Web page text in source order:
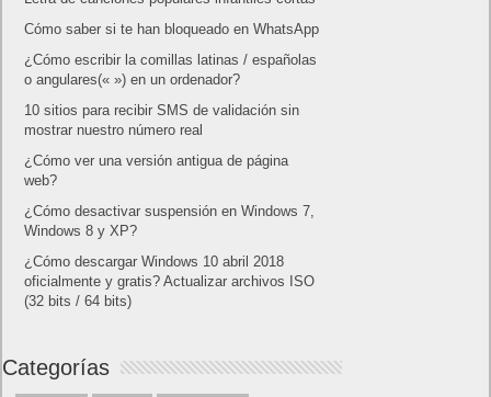
Cómo saber si te han bloqueado en WhatsApp
¿Cómo escribir la comillas latinas / españolas
o angulares(« ») en un ordenador?
10 sitios para recibir SMS de validación sin
mostrar nuestro número real
¿Cómo ver una versión antigua de página
web?
¿Cómo desactivar suspensión en Windows 7,
Windows 8 y XP?
¿Cómo descargar Windows 10 abril 2018
oficialmente y gratis? Actualizar archivos ISO
(32 bits / 64 bits)
Categorías